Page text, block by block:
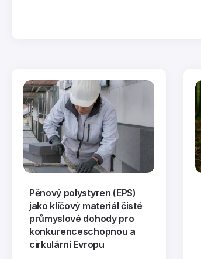
Pěnový polystyren (EPS)
jako klíčový materiál čisté
průmyslové dohody pro
konkurenceschopnou a
cirkulární Evropu